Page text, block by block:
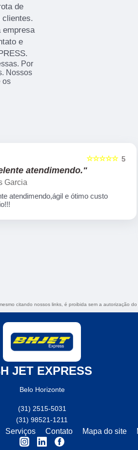
de
clientes.
empresa
e
Por
Nossos
os
5
☆☆☆☆☆
atendimendo."
atendimendo,ágil e ótimo custo
citando nossos links, é proibida sem a autorização
JET EXPRESS
Belo Horizonte
(31) 2515-5031
(31) 98521-1211
Serviços Contato Mapa do site